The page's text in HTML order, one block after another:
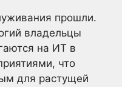
прошли.
владельцы
на ИТ в
что
для растущей